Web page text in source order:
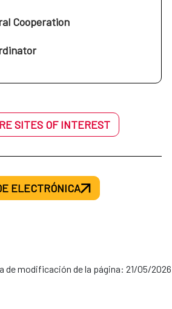
Cooperation
SITES OF INTEREST
ELECTRÓNICA
de modificación de la página: 21/05/2026